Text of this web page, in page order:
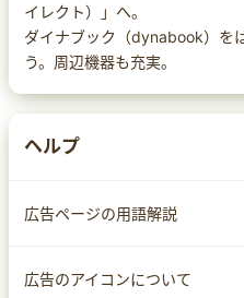
イレクト）」へ。
ダイナブック（dynabook）を
う。周辺機器も充実。
ヘルプ
広告ページの用語解説
広告のアイコンについて